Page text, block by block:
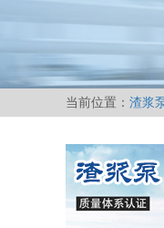
当前位置： 渣浆